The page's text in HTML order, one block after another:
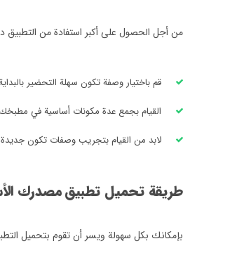
من أجل الحصول على أكبر استفادة من التطبيق
قم باختيار وصفة تكون سهلة التحضير
القيام بجمع عدة مكونات أساسية في
لابد من القيام بتجريب وصفات تكون
طريقة تحميل تطبيقمصدرك
بإمكانك بكل سهولة ويسر أن تقوم بتحميل